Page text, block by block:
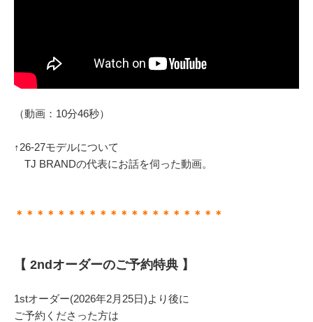
（動画：10分46秒）
↑26-27モデルについて
TJ BRANDの代表にお話を伺った動画。
＊＊＊＊＊＊＊＊＊＊＊＊＊＊＊＊＊＊＊＊
【 2ndオーダーのご予約特典 】
1stオーダー(2026年2月25日)より後に
ご予約くださった方は